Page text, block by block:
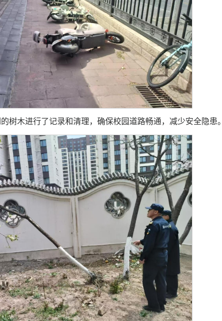
树木进行了记录和清理，确保校园道路畅通，减少安全隐患。